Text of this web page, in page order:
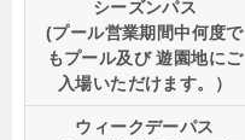
シーズンパス
(プール営業期間中何度で
もプール及び 遊園地にご
入場いただけます。）
ウィークデーパス